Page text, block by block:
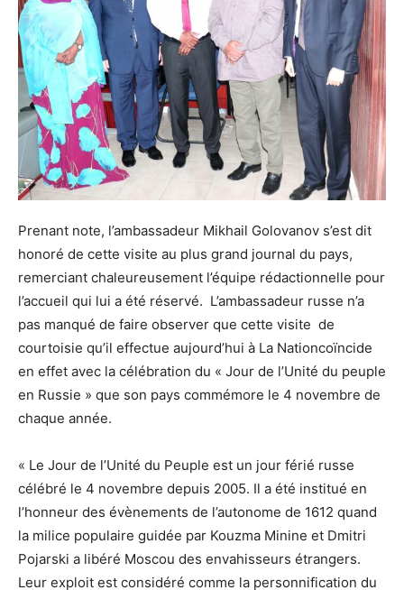
Prenant note, l’ambassadeur Mikhail Golovanov s’est dit
honoré de cette visite au plus grand journal du pays,
remerciant chaleureusement l’équipe rédactionnelle pour
l’accueil qui lui a été réservé. L’ambassadeur russe n’a
pas manqué de faire observer que cette visite de
courtoisie qu’il effectue aujourd’hui à La Nationcoïncide
en effet avec la célébration du « Jour de l’Unité du peuple
en Russie » que son pays commémore le 4 novembre de
chaque année.
« Le Jour de l’Unité du Peuple est un jour férié russe
célébré le 4 novembre depuis 2005. Il a été institué en
l’honneur des évènements de l’autonome de 1612 quand
la milice populaire guidée par Kouzma Minine et Dmitri
Pojarski a libéré Moscou des envahisseurs étrangers.
Leur exploit est considéré comme la personnification du